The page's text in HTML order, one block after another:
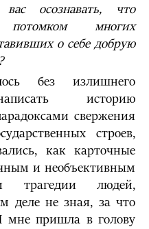
осознавать, что
многих
о себе добрую
без излишнего
историю
свержения
строев,
как карточные
и необъективным
трагедии людей,
деле не зная, за что
мне пришла в голову